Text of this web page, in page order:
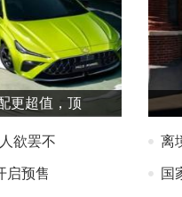
更超值，顶
欲罢不
启预售
离
国